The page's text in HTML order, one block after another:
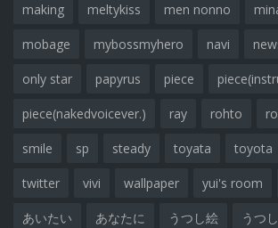
making meltykiss men nonno
mobage mybossmyhero navi
only star papyrus piece
piece(nakedvoicever.) ray rohto
smile sp steady toyata toyota
twitter vivi wallpaper yui's room
あいたい あなたに うつし絵 うつ